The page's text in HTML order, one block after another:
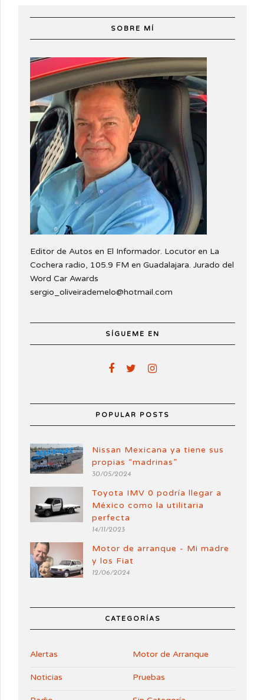
SOBRE MÍ
Editor de Autos en El Informador. Locutor en La
Cochera radio, 105.9 FM en Guadalajara. Jurado del
Word Car Awards
sergio_oliveirademelo@hotmail.com
SÍGUEME EN
POPULAR POSTS
Nissan Mexicana ya tiene sus
propias “madrinas”
30/05/2024
Toyota IMV 0 podría llegar a
México como la utilitaria
perfecta
14/11/2023
Motor de arranque - Mi madre
y los Fiat
12/06/2024
CATEGORÍAS
Alertas Motor de Arranque
Noticias Pruebas